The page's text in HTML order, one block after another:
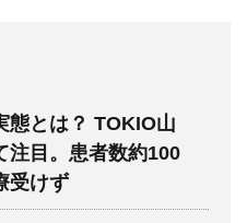
態とは？ TOKIO山
注目。患者数約100
受けず